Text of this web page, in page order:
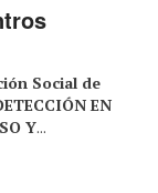
Social de
EN
Y...